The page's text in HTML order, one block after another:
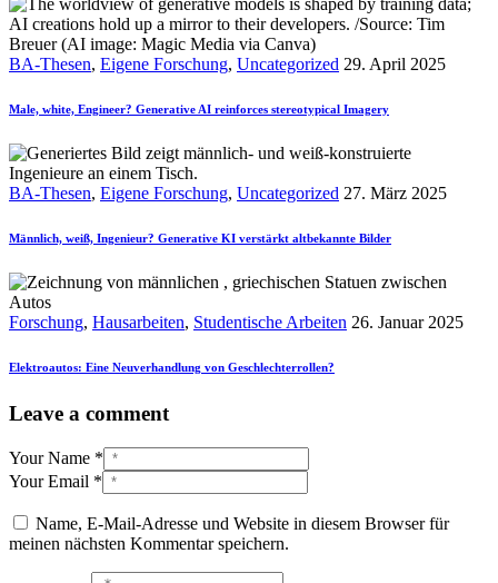
BA-Thesen, Eigene Forschung, Uncategorized 29. April 2025
Male, white, Engineer? Generative AI reinforces stereotypical Imagery
BA-Thesen, Eigene Forschung, Uncategorized 27. März 2025
Männlich, weiß, Ingenieur? Generative KI verstärkt altbekannte Bilder
Forschung, Hausarbeiten, Studentische Arbeiten 26. Januar 2025
Elektroautos: Eine Neuverhandlung von Geschlechterrollen?
Leave a comment
Your Name *
Your Email *
Name, E-Mail-Adresse und Website in diesem Browser für
meinen nächsten Kommentar speichern.